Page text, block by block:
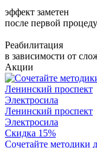
эффект заметен
после первой
Реабилитация
в зависимости от
Акции
Ленинский проспект
Электросила
Ленинский проспект
Электросила
Скидка 15%
Сочетайте методики